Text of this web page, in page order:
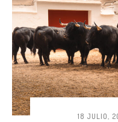
18 JULIO,